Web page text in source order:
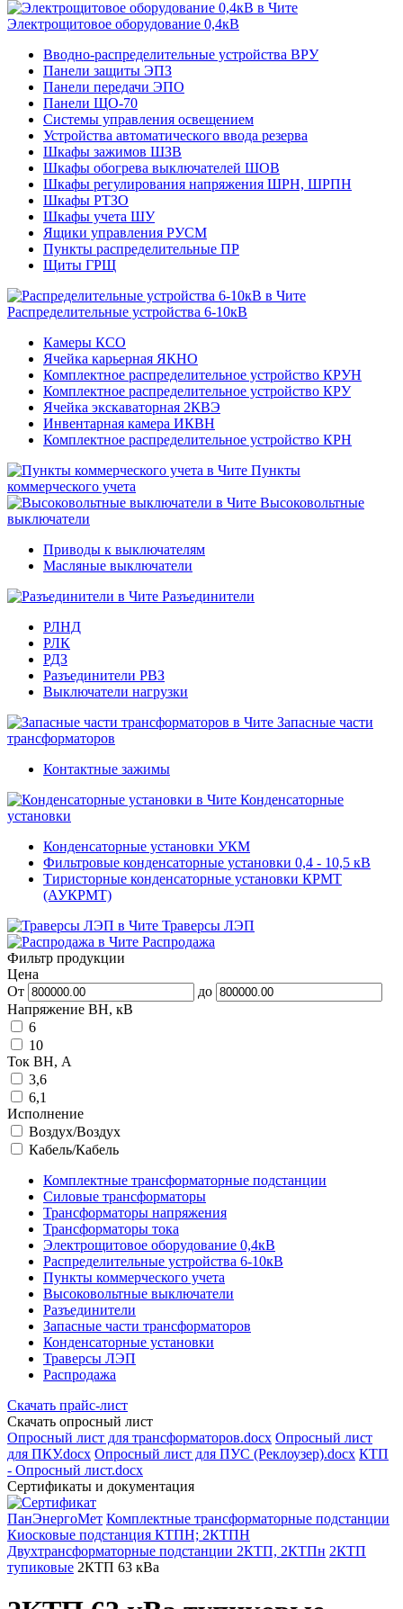
Электрощитовое оборудование 0,4кВ
Вводно-распределительные устройства ВРУ
Панели защиты ЭПЗ
Панели передачи ЭПО
Панели ЩО-70
Системы управления освещением
Устройства автоматического ввода резерва
Шкафы зажимов ШЗВ
Шкафы обогрева выключателей ШОВ
Шкафы регулирования напряжения ШРН, ШРПН
Шкафы РТЗО
Шкафы учета ШУ
Ящики управления РУСМ
Пункты распределительные ПР
Щиты ГРЩ
Распределительные устройства 6-10кВ
Камеры КСО
Ячейка карьерная ЯКНО
Комплектное распределительное устройство КРУН
Комплектное распределительное устройство КРУ
Ячейка экскаваторная 2КВЭ
Инвентарная камера ИКВН
Комплектное распределительное устройство КРН
Пункты
коммерческого учета
Высоковольтные
выключатели
Приводы к выключателям
Масляные выключатели
Разъединители
РЛНД
РЛК
РДЗ
Разъединители РВЗ
Выключатели нагрузки
Запасные части
трансформаторов
Контактные зажимы
Конденсаторные
установки
Конденсаторные установки УКМ
Фильтровые конденсаторные установки 0,4 - 10,5 кВ
Тиристорные конденсаторные установки КРМТ
(АУКРМТ)
Траверсы ЛЭП
Распродажа
Фильтр продукции
Цена
От
до
Напряжение ВН, кВ
6
10
Ток ВН, А
3,6
6,1
Исполнение
Воздух/Воздух
Кабель/Кабель
Комплектные трансформаторные подстанции
Силовые трансформаторы
Трансформаторы напряжения
Трансформаторы тока
Электрощитовое оборудование 0,4кВ
Распределительные устройства 6-10кВ
Пункты коммерческого учета
Высоковольтные выключатели
Разъединители
Запасные части трансформаторов
Конденсаторные установки
Траверсы ЛЭП
Распродажа
Скачать прайс-лист
Скачать опросный лист
Опросный лист для трансформаторов.docx Опросный лист
для ПКУ.docx Опросный лист для ПУС (Реклоузер).docx КТП
- Опросный лист.docx
Сертификаты и документация
ПанЭнергоМет Комплектные трансформаторные подстанции
Киосковые подстанция КТПН; 2КТПН
Двухтрансформаторные подстанции 2КТП, 2КТПн 2КТП
тупиковые 2КТП 63 кВа